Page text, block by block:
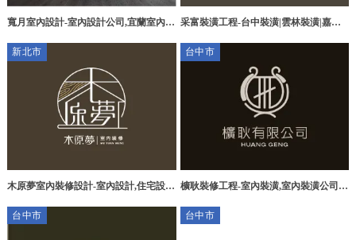
寬月室內設計-室內設計公司,宜蘭室內設
公司,礁溪室內設計公司
采富裝潢工程-台中裝潢|雲林裝潢|嘉義
新北市
木原夢室內裝修設計-室內設計,住宅設
計公司
台中市
櫎耿裝修工程-室內裝潢,室內裝潢公司,
潢
台中市 台中市